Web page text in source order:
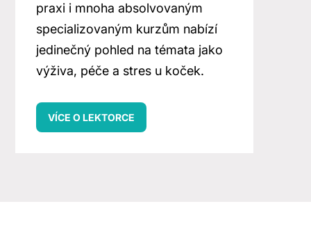
praxi i mnoha absolvovaným
specializovaným kurzům nabízí
jedinečný pohled na témata jako
výživa, péče a stres u koček.
VÍCE O LEKTORCE